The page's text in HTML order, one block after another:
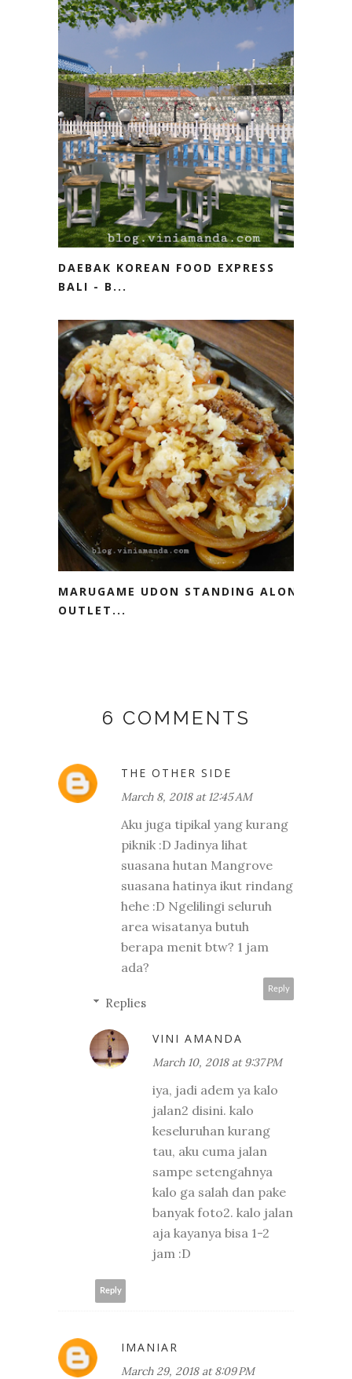
DAEBAK KOREAN FOOD EXPRESS
BALI - B...
MARUGAME UDON STANDING ALONE
OUTLET...
6 COMMENTS
THE OTHER SIDE
March 8, 2018 at 12:45 AM
Aku juga tipikal yang kurang
piknik :D Jadinya lihat
suasana hutan Mangrove
suasana hatinya ikut rindang
hehe :D Ngelilingi seluruh
area wisatanya butuh
berapa menit btw? 1 jam
ada?
Reply
Replies
VINI AMANDA
March 10, 2018 at 9:37 PM
iya, jadi adem ya kalo
jalan2 disini. kalo
keseluruhan kurang
tau, aku cuma jalan
sampe setengahnya
kalo ga salah dan pake
banyak foto2. kalo jalan
aja kayanya bisa 1-2
jam :D
Reply
IMANIAR
March 29, 2018 at 8:09 PM